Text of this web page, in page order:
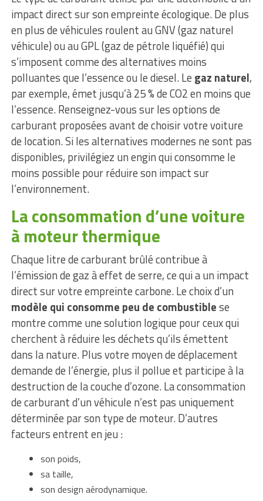
impact direct sur son empreinte écologique. De plus
en plus de véhicules roulent au GNV (gaz naturel
véhicule) ou au GPL (gaz de pétrole liquéfié) qui
s’imposent comme des alternatives moins
polluantes que l’essence ou le diesel. Le gaz naturel,
par exemple, émet jusqu’à 25 % de CO2 en moins que
l’essence. Renseignez-vous sur les options de
carburant proposées avant de choisir votre voiture
de location. Si les alternatives modernes ne sont pas
disponibles, privilégiez un engin qui consomme le
moins possible pour réduire son impact sur
l’environnement.
La consommation d’une voiture
à moteur thermique
Chaque litre de carburant brûlé contribue à
l’émission de gaz à effet de serre, ce qui a un impact
direct sur votre empreinte carbone. Le choix d’un
modèle qui consomme peu de combustiblese
montre comme une solution logique pour ceux qui
cherchent à réduire les déchets qu’ils émettent
dans la nature. Plus votre moyen de déplacement
demande de l’énergie, plus il pollue et participe à la
destruction de la couche d’ozone. La consommation
de carburant d’un véhicule n’est pas uniquement
déterminée par son type de moteur. D’autres
facteurs entrent en jeu :
son poids,
sa taille,
son design aérodynamique.